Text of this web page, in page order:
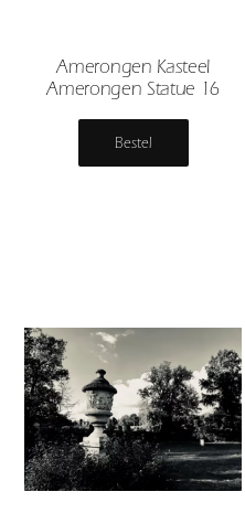
Amerongen Kasteel
Amerongen Statue 16
Bestel